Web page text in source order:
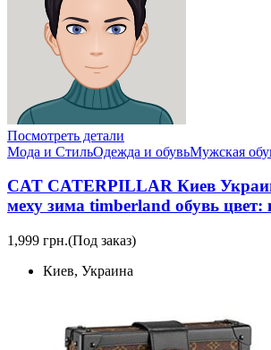
Посмотреть детали
Мода и СтильОдежда и обувьМужская
CAT CATERPILLAR Киев
меху зима timberland обувь цвет:
1,999 грн.(Под заказ)
Киев, Украина